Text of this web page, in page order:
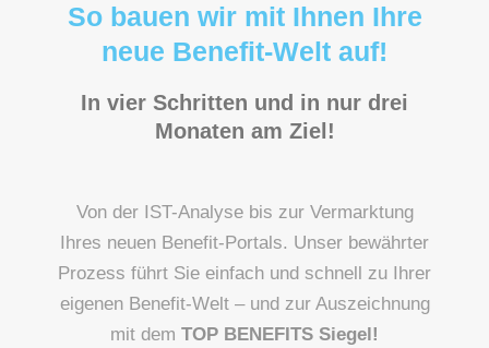
So bauen wir mit Ihnen Ihre
neue Benefit-Welt auf!
In vier Schritten und in nur drei
Monaten am Ziel!
Von der IST-Analyse bis zur Vermarktung
Ihres neuen Benefit-Portals. Unser bewährter
Prozess führt Sie einfach und schnell zu Ihrer
eigenen Benefit-Welt – und zur Auszeichnung
mit dem TOP BENEFITS Siegel!